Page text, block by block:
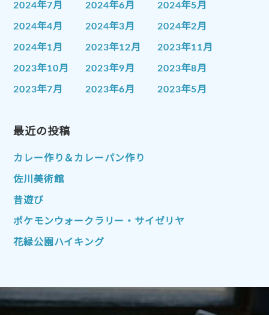
2024年7月 2024年6月 2024年5月
2024年4月 2024年3月 2024年2月
2024年1月 2023年12月 2023年11月
2023年10月 2023年9月 2023年8月
2023年7月 2023年6月 2023年5月
2023年1月
2022年10月 2022年9月
2022年7月
2022年4月
2022年1月 2021年12月 2021年11月
2021年10月 2021年9月
2021年1月 2020年12月 2020年11月
最近の投稿
カレー作り＆カレーパン作り
佐川美術館
昔遊び
ポケモンウォークラリー・サイゼリヤ
花緑公園ハイキング